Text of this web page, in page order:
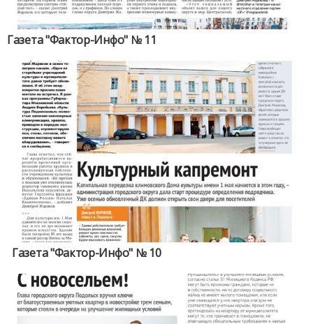
Газета "Фактор-Инфо" № 11
Газета "Фактор-Инфо" № 10